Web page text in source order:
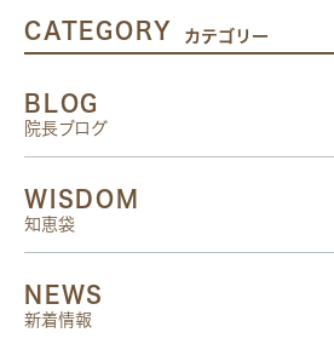
CATEGORY カテゴリー
BLOG
院長ブログ
WISDOM
知恵袋
NEWS
新着情報